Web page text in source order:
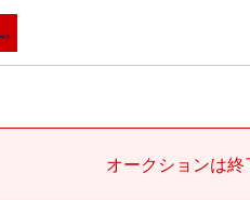
オークションは終